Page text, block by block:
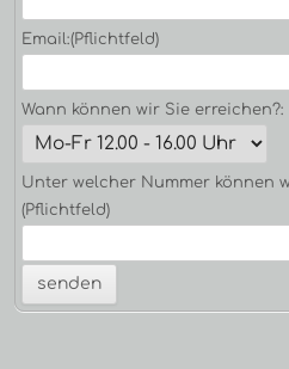
Email:(Pflichtfeld)
Wann können wir Sie erreichen?:
Unter welcher Nummer können
(Pflichtfeld)